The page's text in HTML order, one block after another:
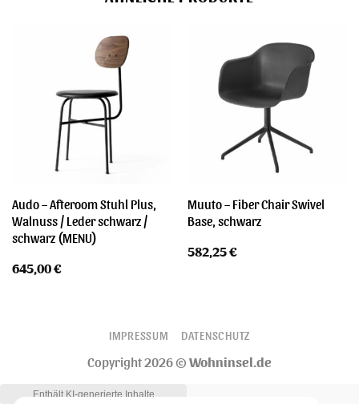
Audo – Afteroom Stuhl Plus,
Walnuss / Leder schwarz /
schwarz (MENU)
645,00€
Muuto – Fiber Chair Swivel
Base, schwarz
582,25€
IMPRESSUM DATENSCHUTZ
Copyright 2026 ©Wohninsel.de